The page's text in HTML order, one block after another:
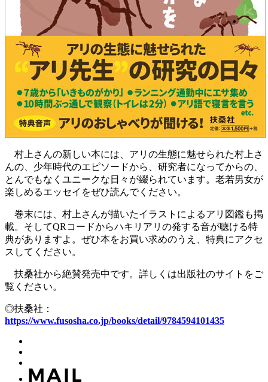
村上さんの新しい本には、アリの生態に魅せられた村上さ
んの、少年時代のエピソードから、研究者になってからの、
とんでもなくユニークな日々が綴られています。老若男女が
楽しめるエッセイをぜひ読んでください。
巻末には、村上さんが描いたイラストによるアリ図鑑も掲
載。そしてQRコードからハキリアリの発する音が聴ける特
典がありますよ。ぜひ本をお買い求めのうえ、特典にアクセ
スしてください。
扶桑社から絶賛発売中です。詳しくは出版社のサイトをご
覧ください。
◎扶桑社：
https://www.fusosha.co.jp/books/detail/9784594101435